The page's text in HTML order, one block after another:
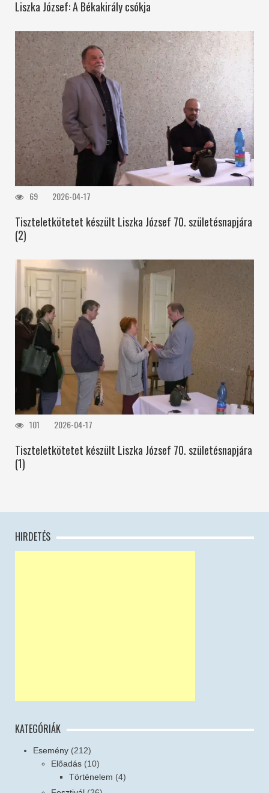
Liszka József: A Békakirály csókja
69 2026-04-17
Tiszteletkötetet készült Liszka József 70. születésnapjára
(2)
101 2026-04-17
Tiszteletkötetet készült Liszka József 70. születésnapjára
(1)
HIRDETÉS
KATEGÓRIÁK
Esemény (212)
Előadás (10)
Történelem (4)